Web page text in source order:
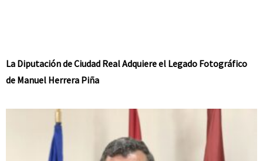
La Diputación de Ciudad Real Adquiere el Legado Fotográfico
de Manuel Herrera Piña